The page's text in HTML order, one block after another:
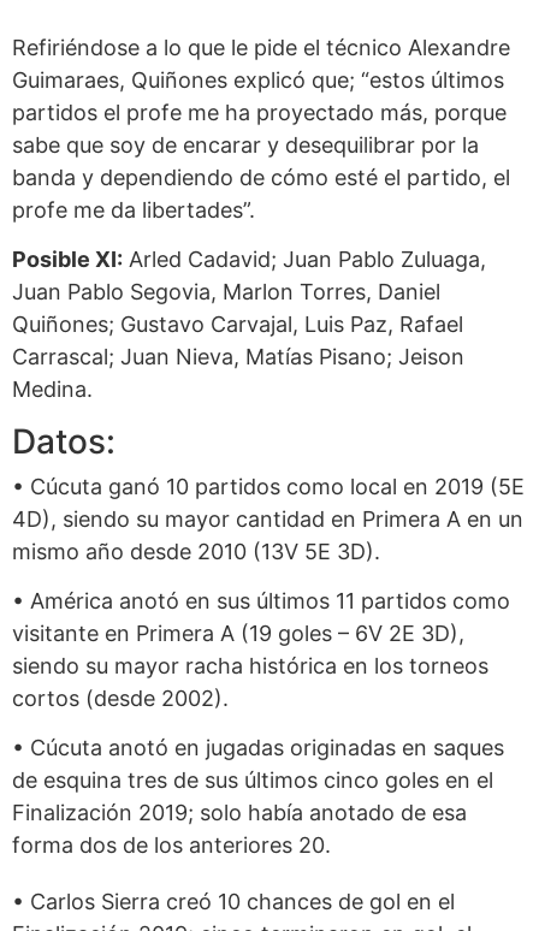
Refiriéndose a lo que le pide el técnico Alexandre
Guimaraes, Quiñones explicó que; “estos últimos
partidos el profe me ha proyectado más, porque
sabe que soy de encarar y desequilibrar por la
banda y dependiendo de cómo esté el partido, el
profe me da libertades”.
Posible XI: Arled Cadavid; Juan Pablo Zuluaga,
Juan Pablo Segovia, Marlon Torres, Daniel
Quiñones; Gustavo Carvajal, Luis Paz, Rafael
Carrascal; Juan Nieva, Matías Pisano; Jeison
Medina.
Datos:
• Cúcuta ganó 10 partidos como local en 2019 (5E
4D), siendo su mayor cantidad en Primera A en un
mismo año desde 2010 (13V 5E 3D).
• América anotó en sus últimos 11 partidos como
visitante en Primera A (19 goles – 6V 2E 3D),
siendo su mayor racha histórica en los torneos
cortos (desde 2002).
• Cúcuta anotó en jugadas originadas en saques
de esquina tres de sus últimos cinco goles en el
Finalización 2019; solo había anotado de esa
forma dos de los anteriores 20.
• Carlos Sierra creó 10 chances de gol en el